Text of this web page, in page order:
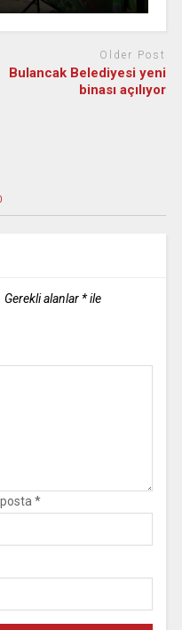
Older Post
Bulancak Belediyesi yeni
binası açılıyor
Gerekli alanlar *ile
*